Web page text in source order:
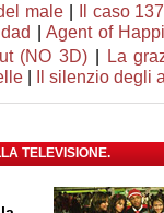
male
Il caso 137
|Agent of
(NO 3D)
La
Il silenzio degli
TELEVISIONE.